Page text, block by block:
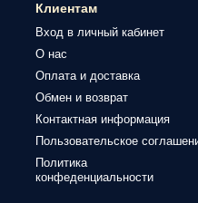
Клиентам
Вход в личный кабинет
О нас
Оплата и доставка
Обмен и возврат
Контактная информация
Пользовательское
Политика
конфеденциальности